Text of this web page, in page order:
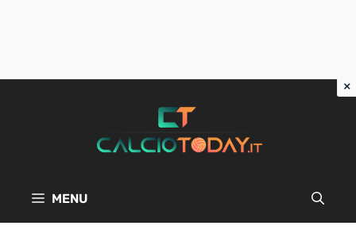
MENU